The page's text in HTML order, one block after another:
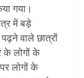
गया।
में बड़े
वाले छात्रों
के लोगों के
लोगों के